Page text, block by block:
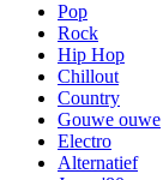
Pop
Rock
Hip Hop
Chillout
Country
Gouwe ouwe
Electro
Alternatief